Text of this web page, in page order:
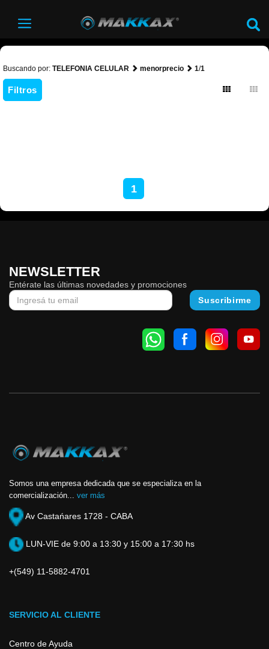
Buscando por: TELEFONIA CELULAR menorprecio 1/1
Filtros
1
NEWSLETTER
Entérate las últimas novedades y promociones
Somos una empresa dedicada que se especializa en la
comercialización... ver más
Av Castańares 1728 - CABA
LUN-VIE de 9:00 a 13:30 y 15:00 a 17:30 hs
+(549) 11-5882-4701
SERVICIO AL CLIENTE
Centro de Ayuda